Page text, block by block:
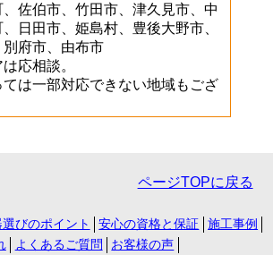
佐伯市、竹田市、津久見市、中
日田市、姫島村、豊後大野市、
府市、由布市
応相談。
は一部対応できない地域もござ
ページTOPに戻る
びのポイント 安心の資格と保証
施工事例
よくあるご質問 お客様の声